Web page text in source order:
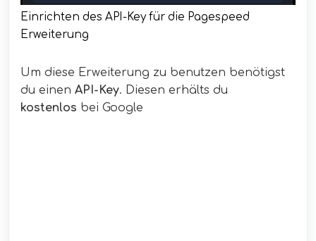
Einrichten des API-Key für die Pagespeed
Erweiterung
Um diese Erweiterung zu benutzen benötigst
du einen API-Key. Diesen erhälts du
kostenlos bei Google